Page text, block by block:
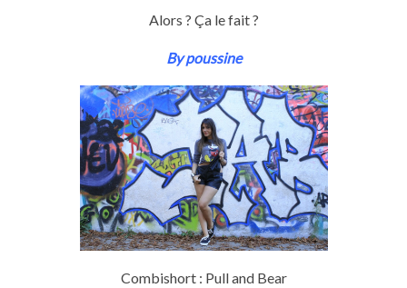
Alors ? Ça le fait ?
By poussine
Combishort : Pull and Bear